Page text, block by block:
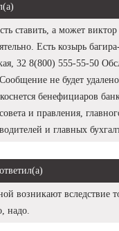
ставить, а может виктор
Есть козырь
32 8(800) 555-55-50
не будет
бенефициаров
и правления,
и главных
ответил(а)
возникают вследствие
надо.